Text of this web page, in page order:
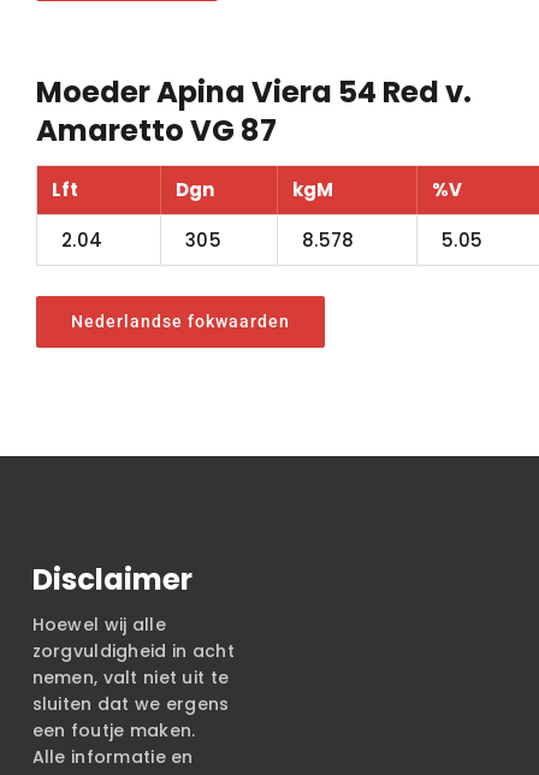
Moeder Apina Viera 54 Red v.
Amaretto VG 87
Lft Dgn kgM
%V
2.04
305 8.578 5.05
Nederlandse fokwaarden
Disclaimer
Hoewel wij alle
zorgvuldigheid in acht
nemen, valt niet uit te
sluiten dat we ergens
een foutje maken.
Alle informatie en